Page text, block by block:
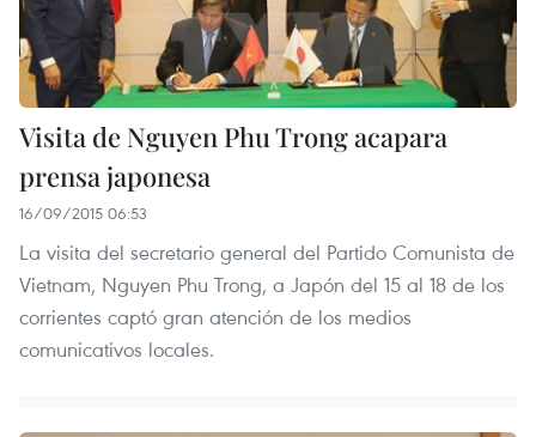
Visita de Nguyen Phu Trong acapara
prensa japonesa
16/09/2015 06:53
La visita del secretario general del Partido Comunista de
Vietnam, Nguyen Phu Trong, a Japón del 15 al 18 de los
corrientes captó gran atención de los medios
comunicativos locales.